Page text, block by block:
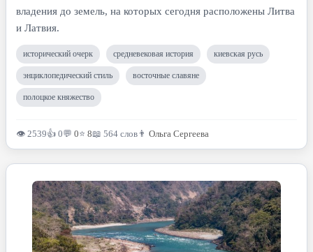
владения до земель, на которых сегодня расположены Литва
и Латвия.
исторический очерк средневековая история киевская русь
энциклопедический стиль восточные славяне
полоцкое княжество
👁 2539👍 0💬 0⭐ 8📖 564 слов 👨 Ольга Сергеева